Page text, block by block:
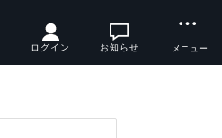
ログイン お知らせ メニュー